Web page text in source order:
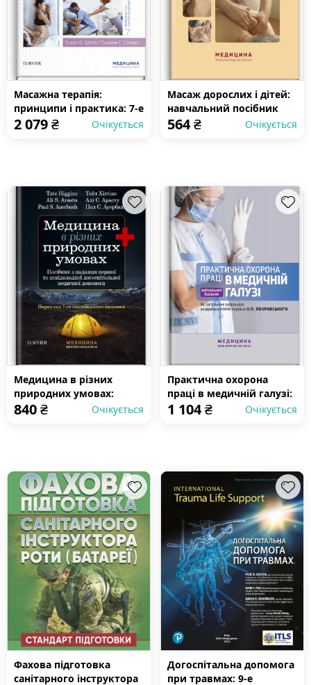
Масажна терапія:
принципи і практика: 7-е
видання
2 079₴ Очікується
Масаж дорослих і дітей:
навчальний посібник
564₴ Очікується
Медицина в різних
природних умовах:
посібник з надання
840₴ Очікується
Практична охорона
праці в медичній галузі:
навчальний посібник
1 104₴ Очікується
Фахова підготовка
санітарного інструктора
Догоспітальна допомога
при травмах: 9-е